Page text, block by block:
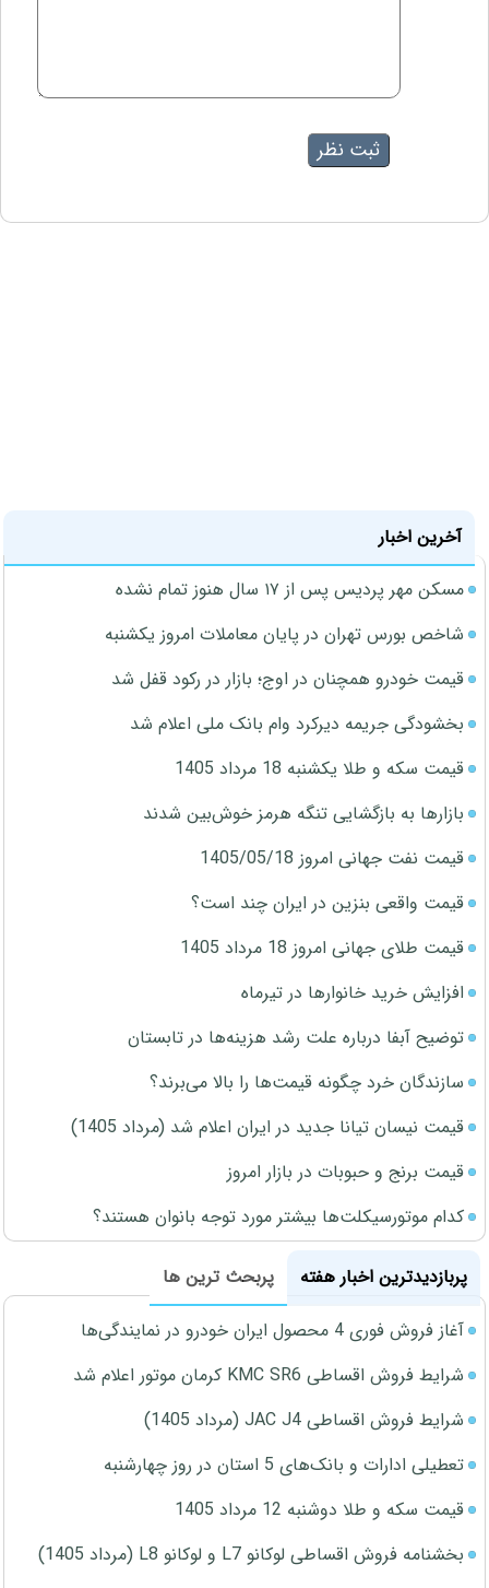
آخرین اخبار
مسکن مهر پردیس پس از ۱۷ سال هنوز تمام نشده
شاخص بورس تهران در پایان معاملات امروز یکشنبه
قیمت خودرو همچنان در اوج؛ بازار در رکود قفل شد
بخشودگی جریمه دیرکرد وام بانک ملی اعلام شد
قیمت سکه و طلا یکشنبه 18 مرداد 1405
بازارها به بازگشایی تنگه هرمز خوش‌بین شدند
قیمت نفت جهانی امروز 1405/05/18
قیمت واقعی بنزین در ایران چند است؟
قیمت طلای جهانی امروز 18 مرداد 1405
افزایش خرید خانوارها در تیرماه
توضیح آبفا درباره علت رشد هزینه‌ها در تابستان
سازندگان خرد چگونه قیمت‌ها را بالا می‌برند؟
قیمت نیسان تیانا جدید در ایران اعلام شد (مرداد 1405)
قیمت برنج و حبوبات در بازار امروز
کدام موتورسیکلت‌ها بیشتر مورد توجه بانوان هستند؟
پربازدیدترین اخبار هفته
پربحث ترین ها
آغاز فروش فوری 4 محصول ایران خودرو در نمایندگی‌ها
شرایط فروش اقساطی KMC SR6 کرمان موتور اعلام شد
شرایط فروش اقساطی JAC J4 (مرداد 1405)
تعطیلی ادارات و بانک‌های 5 استان در روز چهارشنبه
قیمت سکه و طلا دوشنبه 12 مرداد 1405
بخشنامه فروش اقساطی لوکانو L7 و لوکانو L8 (مرداد 1405)